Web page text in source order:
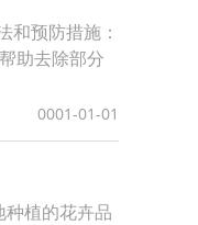
预防措施：
助去除部分
0001-01-01
植的花卉品